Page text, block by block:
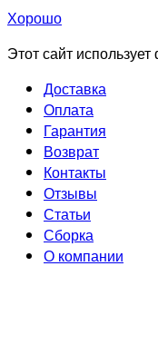
Хорошо
Этот сайт
Доставка
Оплата
Гарантия
Возврат
Контакты
Отзывы
Статьи
Сборка
О компании